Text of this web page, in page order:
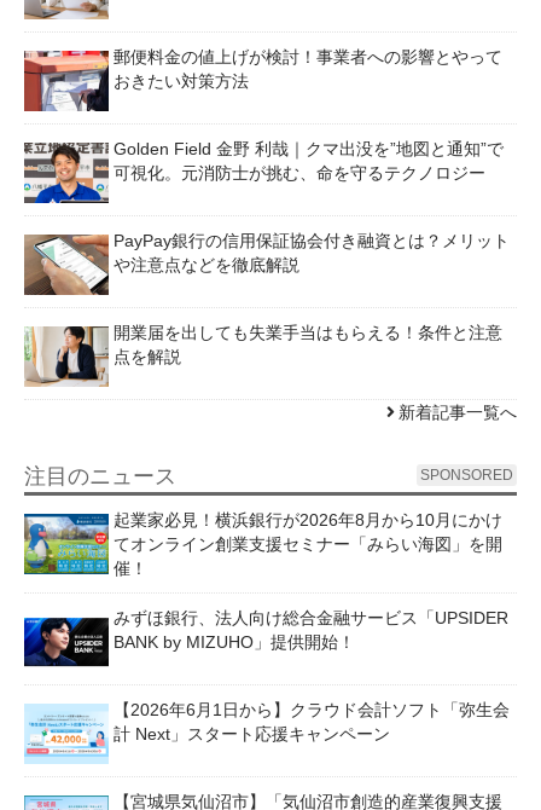
郵便料金の値上げが検討！事業者への影響とやって
おきたい対策方法
Golden Field 金野 利哉｜クマ出没を”地図と通知”で
可視化。元消防士が挑む、命を守るテクノロジー
PayPay銀行の信用保証協会付き融資とは？メリット
や注意点などを徹底解説
開業届を出しても失業手当はもらえる！条件と注意
点を解説
新着記事一覧へ
注目のニュース SPONSORED
起業家必見！横浜銀行が2026年8月から10月にかけ
てオンライン創業支援セミナー「みらい海図」を開
催！
みずほ銀行、法人向け総合金融サービス「UPSIDER
BANK by MIZUHO」提供開始！
【2026年6月1日から】クラウド会計ソフト「弥生会
計 Next」スタート応援キャンペーン
【宮城県気仙沼市】「気仙沼市創造的産業復興支援